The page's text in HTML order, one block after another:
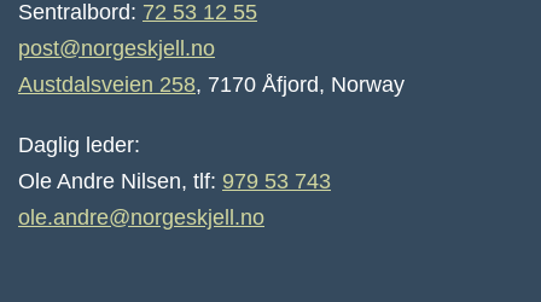
Sentralbord: 72 53 12 55
post@norgeskjell.no
Austdalsveien 258, 7170 Åfjord, Norway
Daglig leder:
Ole Andre Nilsen, tlf: 979 53 743
ole.andre@norgeskjell.no